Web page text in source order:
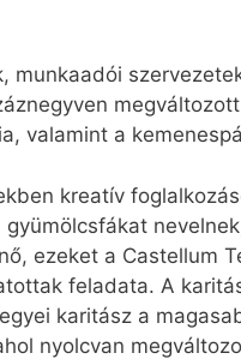
munkaadói
valamint a
kreatív
ezeket a Castellum
feladata. A
karitász a
nyolcvan